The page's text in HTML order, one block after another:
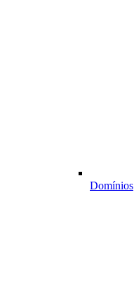
Domínios